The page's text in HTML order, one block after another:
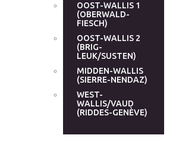
OOST-WALLIS 1
(OBERWALD-
FIESCH)
OOST-WALLIS 2
(BRIG-
LEUK/SUSTEN)
MIDDEN-WALLIS
(SIERRE-NENDAZ)
WEST-
WALLIS/VAUD
(RIDDES-GENÈVE)